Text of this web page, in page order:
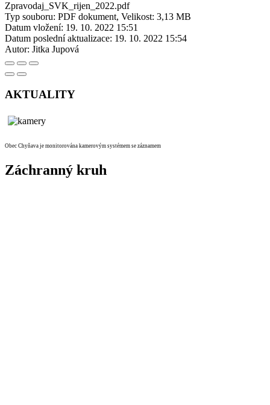
Zpravodaj_SVK_rijen_2022.pdf
Typ souboru: PDF dokument, Velikost: 3,13 MB
Datum vložení: 19. 10. 2022 15:51
Datum poslední aktualizace: 19. 10. 2022 15:54
Autor: Jitka Jupová
AKTUALITY
Obec Chyňava je monitorována kamerovým systémem se záznamem
Záchranný kruh